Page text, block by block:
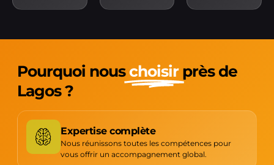
Pourquoi nouschoisir près de
Lagos ?
Expertise complète
Nous réunissons toutes les compétences pour
vous offrir un accompagnement global.